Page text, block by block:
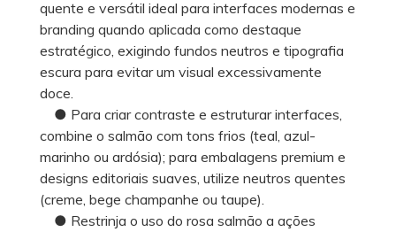
quente e versátil ideal para interfaces modernas e
branding quando aplicada como destaque
estratégico, exigindo fundos neutros e tipografia
escura para evitar um visual excessivamente
doce.
● Para criar contraste e estruturar interfaces,
combine o salmão com tons frios (teal, azul-
marinho ou ardósia); para embalagens premium e
designs editoriais suaves, utilize neutros quentes
(creme, bege champanhe ou taupe).
● Restrinja o uso do rosa salmão a ações